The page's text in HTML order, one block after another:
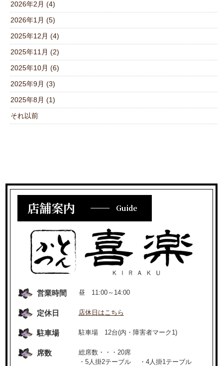
2026年2月 (4)
2026年1月 (5)
2025年12月 (4)
2025年11月 (2)
2025年10月 (6)
2025年9月 (3)
2025年8月 (1)
それ以前
店舗案内 Guide
営業時間 昼 11:00～14:00
定休日 店休日はこちら
駐車場 駐車場 12台(内・障害者マーク1)
席数
総席数・・・20席
・5人掛2テーブル ・4人掛1テーブル